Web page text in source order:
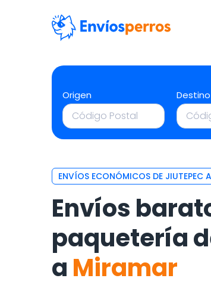
Origen Destino
ENVÍOS ECONÓMICOS DE JIUTEPEC
Envíos
paquetería
a Miramar